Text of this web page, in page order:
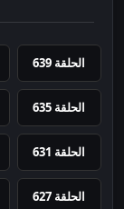
الحلقة 639
الحلقة 635
الحلقة 631
الحلقة 627